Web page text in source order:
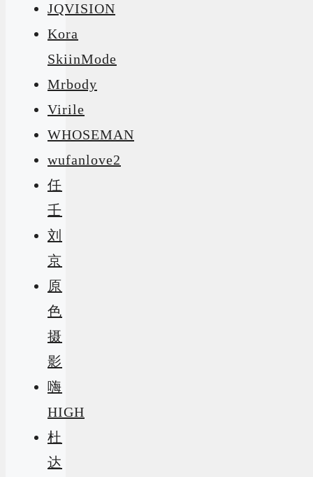
JQVISION
Kora
SkiinMode
Mrbody
Virile
WHOSEMAN
wufanlove2
任
壬
刘
京
原
色
摄
影
嗨
HIGH
杜
达